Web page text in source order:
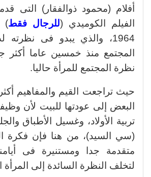
أفلام (محمود ذوالفقار) التى
الفيلم الكوميدي (للرجال فقط)
1964، والذي يبدو فى نظرته
المجتمع منذ خمسين عاما أكثر
نظرة المجتمع للمرأة حاليا.
حيث تراجعت القيم والمفاهيم
البعض إلى عودتها للبيت لأن
تربية الأولاد، وغسيل الأطباق
(سي السيد)، من هنا فإن فكرة
متقدمة جدا ومستنيرة فى
لتخلف النظرة السائدة إلى المرأة